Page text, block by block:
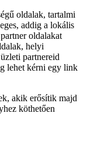
oldalak, tartalmi
addig a lokális
oldalakat
helyi
partnereid
lehet kérni egy link
akik erősítik majd
köthetően